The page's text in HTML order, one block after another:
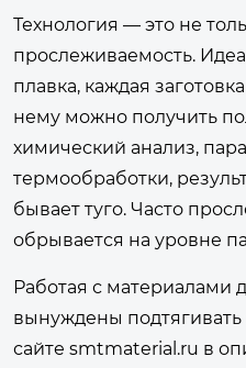
Технология — это не
прослеживаемость.
плавка, каждая
нему можно получить
химический анализ,
термообработки,
бывает туго. Часто
обрывается на уровне
Работая с материалами
вынуждены подтягивать
сайте smtmaterial.ru в